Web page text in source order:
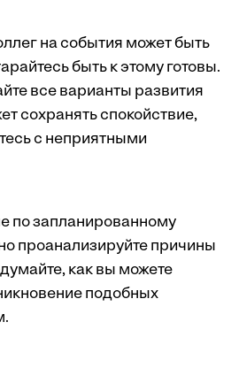
на события может быть
быть к этому готовы.
все варианты развития
сохранять спокойствие,
с неприятными
по запланированному
проанализируйте причины
как вы можете
подобных